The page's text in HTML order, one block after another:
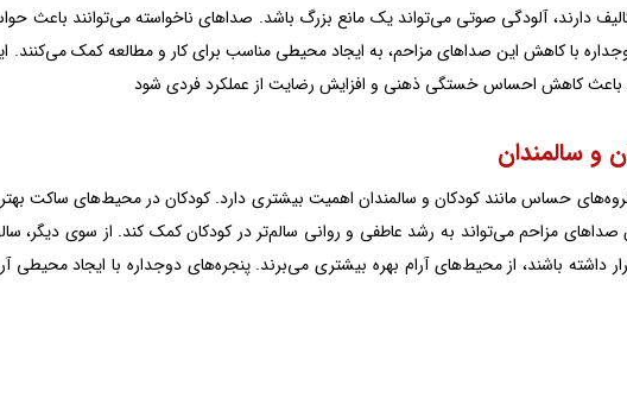
دارند، آلودگی صوتی می‌تواند یک مانع بزرگ باشد. صداهای ناخواسته می‌توانند باعث
با کاهش این صداهای مزاحم، به ایجاد محیطی مناسب برای کار و مطالعه کمک می‌کنند. این
باعث کاهش احساس خستگی ذهنی و افزایش رضایت از عملکرد فردی شود
حساس مانند کودکان و سالمندان اهمیت بیشتری دارد. کودکان در محیط‌های ساکت بهتر
مزاحم می‌تواند به رشد عاطفی و روانی سالم‌تر در کودکان کمک کند. از سوی دیگر،
باشند، از محیط‌های آرام بهره‌ بیشتری می‌برند. پنجره‌های دوجداره با ایجاد محیطی